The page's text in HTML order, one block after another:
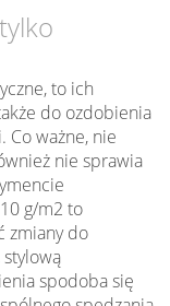
to ich
do ozdobienia
Co ważne, nie
nie sprawia
g/m2 to
zmiany do
spodoba się